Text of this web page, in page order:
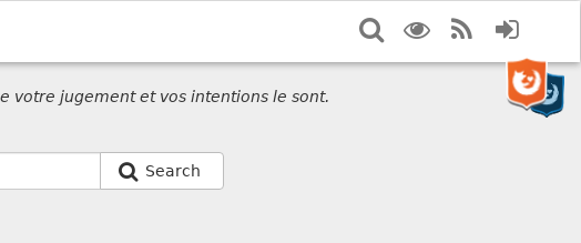
SearchDisplay
RSS
votre jugement et vos intentions le sont.
Search